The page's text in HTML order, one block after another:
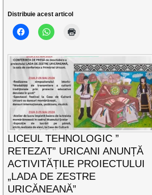
Distribuie acest articol
LICEUL TEHNOLOGIC ”
RETEZAT” URICANI ANUNȚĂ
ACTIVITĂȚILE PROIECTULUI
„LADA DE ZESTRE
URICĂNEANĂ”